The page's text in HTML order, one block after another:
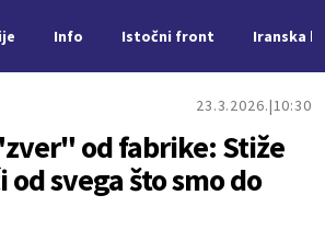
Info Istočni front Iranska
23.3.2026. 10:30
od fabrike: Stiže
od svega što smo do